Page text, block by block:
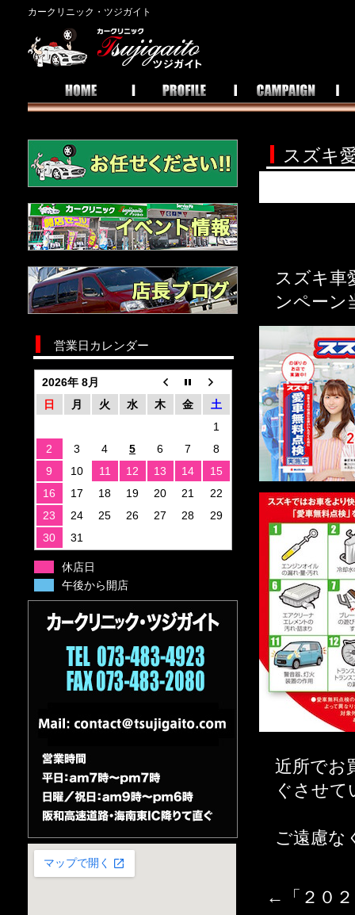
カークリニック・ツジガイト
スズキ
スズキ車
ンペーン
近所でお
ぐさせて
ご遠慮な
←「 ２０
営業日カレンダー
2026年 8月
日
月 火 水 木 金
土
1
2
3 4 5 6 7
8
9
10 11 12 13 14
15
16
17 18 19 20 21
22
23
24 25 26 27 28
29
30
31
休店日
午後から開店